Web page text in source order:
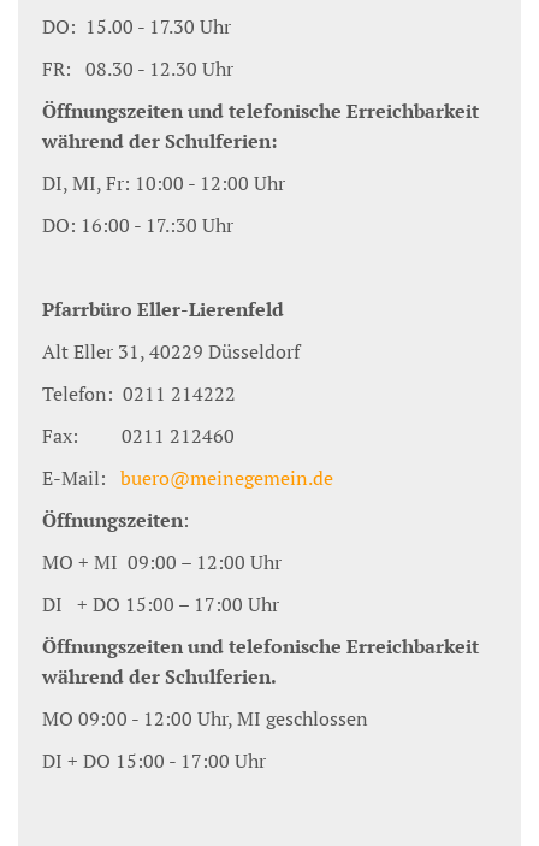
DO: 15.00 - 17.30 Uhr
FR: 08.30 - 12.30 Uhr
Öffnungszeiten und telefonische Erreichbarkeit
während der Schulferien:
DI, MI, Fr: 10:00 - 12:00 Uhr
DO: 16:00 - 17.:30 Uhr
Pfarrbüro Eller-Lierenfeld
Alt Eller 31, 40229 Düsseldorf
Telefon: 0211 214222
Fax: 0211 212460
E-Mail: buero@meinegemein.de
Öffnungszeiten:
MO + MI 09:00 – 12:00 Uhr
DI + DO 15:00 – 17:00 Uhr
Öffnungszeiten und telefonische Erreichbarkeit
während der Schulferien.
MO 09:00 - 12:00 Uhr, MI geschlossen
DI + DO 15:00 - 17:00 Uhr